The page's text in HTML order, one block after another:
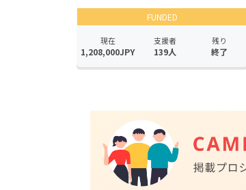
FUNDED
現在
1,208,000JPY
支援者
139人
残り
終了